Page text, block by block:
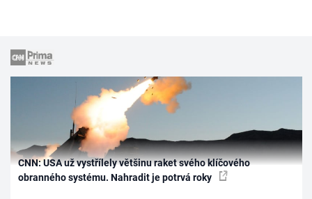
CNN: USA už vystřílely většinu raket svého klíčového
obranného systému. Nahradit je potrvá roky